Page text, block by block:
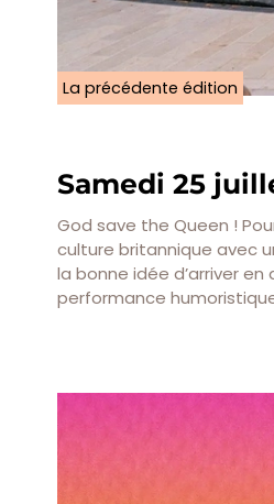
La précédente édition
Samedi 25
God save the Queen !
culture britannique avec
la bonne idée d’arriver
performance